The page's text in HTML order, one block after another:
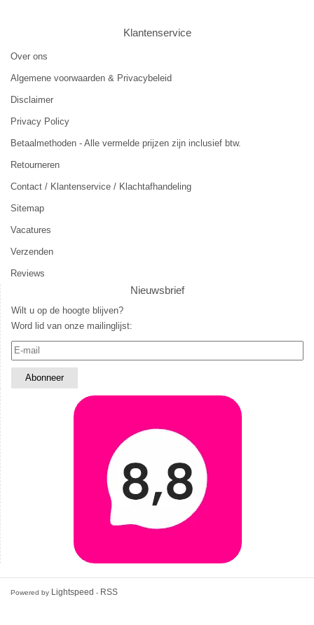
Klantenservice
Over ons
Algemene voorwaarden & Privacybeleid
Disclaimer
Privacy Policy
Betaalmethoden - Alle vermelde prijzen zijn inclusief btw.
Retourneren
Contact / Klantenservice / Klachtafhandeling
Sitemap
Vacatures
Verzenden
Reviews
Nieuwsbrief
Wilt u op de hoogte blijven?
Word lid van onze mailinglijst:
Powered by Lightspeed - RSS